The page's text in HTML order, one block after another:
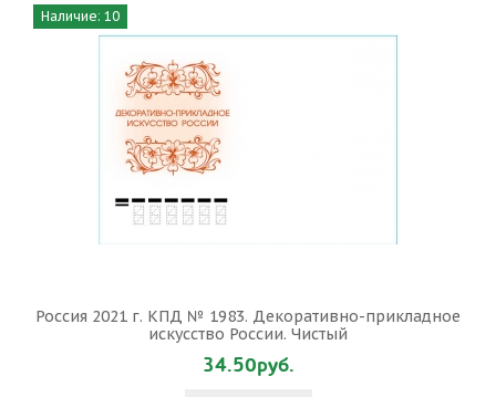
Наличие: 10
Россия 2021 г. КПД № 1983. Декоративно-прикладное
искусство России. Чистый
34.50руб.